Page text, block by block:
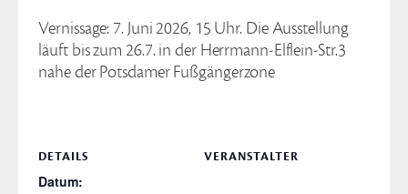
Vernissage: 7. Juni 2026, 15 Uhr. Die Ausstellung
läuft bis zum 26.7. in der Herrmann-Elflein-Str.3
nahe der Potsdamer Fußgängerzone
DETAILS
Datum:
VERANSTALTER